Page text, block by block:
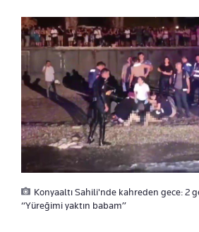
Konyaaltı Sahili'nde kahreden gece: 2
“Yüreğimi yaktın babam”